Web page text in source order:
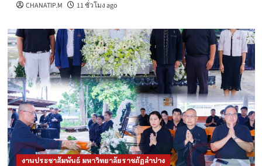
CHANATIP.M 11 ชั่วโมง ago
งานประชาสัมพันธ์ มหาวิทยาลัยราชภัฏลำปาง